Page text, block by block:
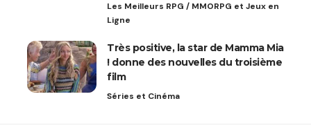
Les Meilleurs RPG / MMORPG et Jeux en
Ligne
Très positive, la star de Mamma Mia
! donne des nouvelles du troisième
film
Séries et Cinéma